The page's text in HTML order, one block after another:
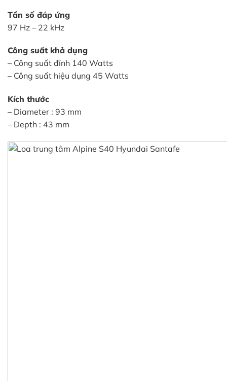
Tần số đáp ứng
97 Hz – 22 kHz
Công suất khả dụng
– Công suất đỉnh 140 Watts
– Công suất hiệu dụng 45 Watts
Kích thước
– Diameter : 93 mm
– Depth : 43 mm